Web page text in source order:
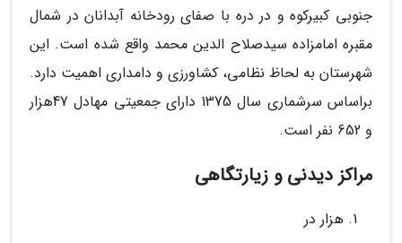
جنوبی کبیرکوه و در دره با صفای رودخانه آبدانان در شمال
مقبره امامزاده سیدصلاح الدین محمد واقع شده است. این
شهرستان به لحاظ نظامی، کشاورزی و دامداری اهمیت دارد.
براساس سرشماری سال 1375 دارای جمعیتی مهادل 47هزار
و 652 نفر است.
مراکز دیدنی و زیارتگاهی
هزار در